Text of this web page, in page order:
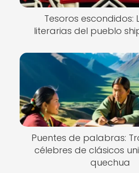
Tesoros escondidos:
literarias del pueblo
Puentes de palabras:
célebres de clásicos
quechua